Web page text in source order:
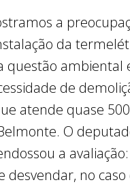
a
da
questão ambiental
de
atende quase 500
O
a avaliação:
desvendar, no caso